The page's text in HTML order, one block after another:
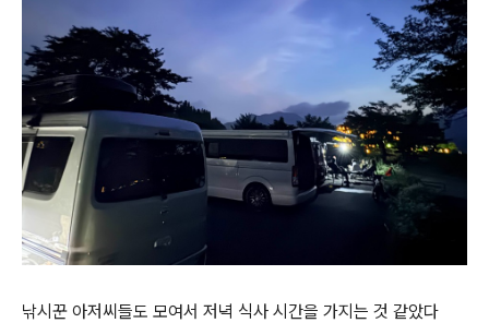
낚시꾼 아저씨들도 모여서 저녁 식사 시간을 가지는 것 같았다